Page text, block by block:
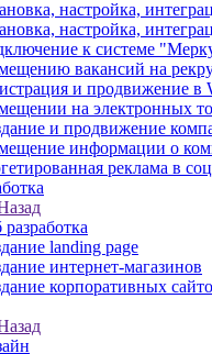
настройка,
настройка,
к системе
вакансий на
и продвижение в
на электронных
и продвижение
информации о
реклама в
landing page
интернет-магазинов
корпоративных